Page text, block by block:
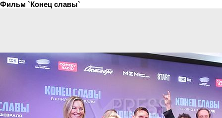
Фильм `Конец славы`